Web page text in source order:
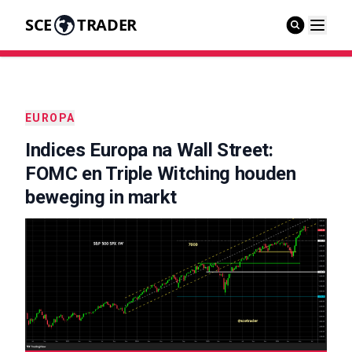
SCE TRADER
EUROPA
Indices Europa na Wall Street:
FOMC en Triple Witching houden
beweging in markt